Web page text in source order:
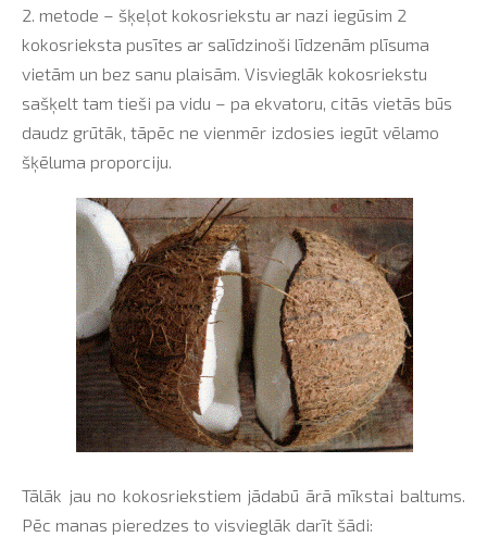
2. metode – šķeļot kokosriekstu ar nazi iegūsim 2
kokosrieksta pusītes ar salīdzinoši līdzenām plīsuma
vietām un bez sanu plaisām. Visvieglāk kokosriekstu
sašķelt tam tieši pa vidu – pa ekvatoru, citās vietās būs
daudz grūtāk, tāpēc ne vienmēr izdosies iegūt vēlamo
šķēluma proporciju.
Tālāk jau no kokosriekstiem jādabū ārā mīkstai baltums.
Pēc manas pieredzes to visvieglāk darīt šādi: